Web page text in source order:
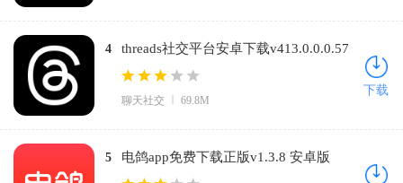
4
threads社交平台安卓下载v413.0.0.0.57
安卓版
聊天社交 69.8M
下载
5 电鸽app免费下载正版v1.3.8 安卓版